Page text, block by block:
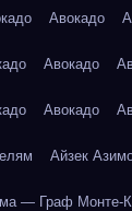
Авокадо
Авокадо
Авокадо
Айзек
— Граф Монте-